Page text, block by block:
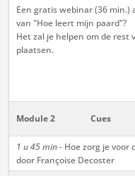
Een gratis webinar (36
van "Hoe leert mijn paard"?
Het zal je helpen om de
plaatsen.
Module 2 Cues
1 u 45 min -Hoe zorg je voor
door Françoise Decoster